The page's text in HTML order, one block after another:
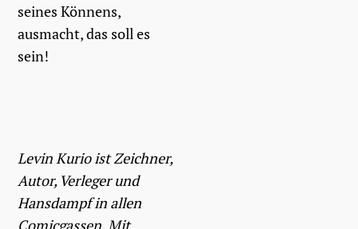
seines Könnens,
ausmacht, das soll es
sein!
Levin Kurio ist Zeichner,
Autor, Verleger und
Hansdampf in allen
Comicgassen. Mit